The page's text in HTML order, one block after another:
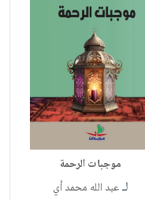
موجبات الرحمة
لـعبد الله محمد أي